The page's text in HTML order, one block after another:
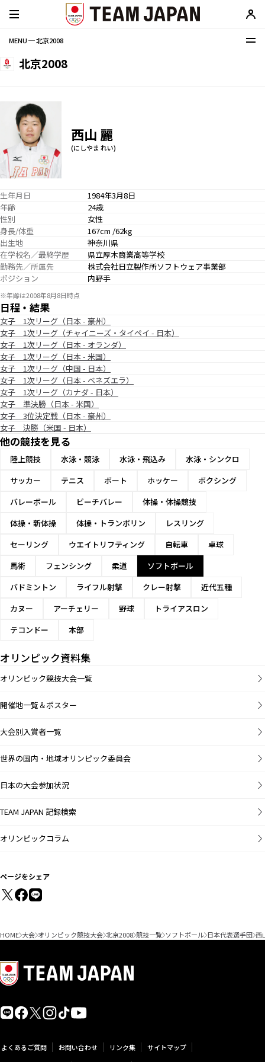
MENU ─ 北京2008
北京2008
西山 麗
(にしやま れい)
生年月日
1984年3月8日
年齢
24歳
性別
女性
身長/体重
167cm /62kg
出生地
神奈川県
在学校名／最終学歴
県立厚木商業高等学校
勤務先／所属先
株式会社日立製作所ソフトウェア事業部
ポジション
内野手
※年齢は2008年8月8日時点
日程・結果
女子 1次リーグ（日本 - 豪州）
女子 1次リーグ（チャイニーズ・タイペイ - 日本）
女子 1次リーグ（日本 - オランダ）
女子 1次リーグ（日本 - 米国）
女子 1次リーグ（中国 - 日本）
女子 1次リーグ（日本 - ベネズエラ）
女子 1次リーグ（カナダ - 日本）
女子 準決勝（日本 - 米国）
女子 3位決定戦（日本 - 豪州）
女子 決勝（米国 - 日本）
他の競技を見る
陸上競技 水泳・競泳 水泳・飛込み
水泳・シンクロ
サッカー
テニス ボート ホッケー
ボクシング
バレーボール
ビーチバレー
体操・体操競技
体操・新体操
体操・トランポリン
レスリング
セーリング
ウエイトリフティング 自転車
卓球
馬術
フェンシング 柔道
ソフトボール
バドミントン
ライフル射撃 クレー射撃
近代五種
カヌー
アーチェリー 野球
トライアスロン
テコンドー
本部
オリンピック資料集
オリンピック競技大会一覧
開催地一覧＆ポスター
大会別入賞者一覧
世界の国内・地域オリンピック委員会
日本の大会参加状況
TEAM JAPAN 記録検索
オリンピックコラム
ページをシェア
HOME 大会 オリンピック競技大会 北京2008 競技一覧 ソフトボール 日本代表選手団 西
よくあるご質問 お問い合わせ リンク集
サイトマップ